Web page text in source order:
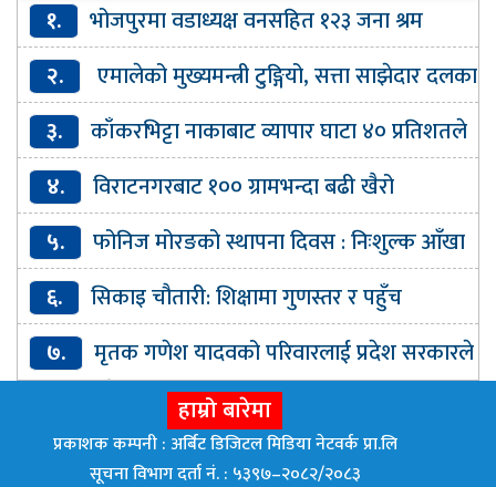
१.
भोजपुरमा वडाध्यक्ष वनसहित १२३ जना श्रम
संस्कृति पार्टीमा प्रवेश
२.
एमालेको मुख्यमन्त्री टुङ्गियो, सत्ता साझेदार दलका
मन्त्री कहिले ?
३.
काँकरभिट्टा नाकाबाट व्यापार घाटा ४० प्रतिशतले
बढ्यो
४.
विराटनगरबाट १०० ग्रामभन्दा बढी खैरो
हेरोइनसहित एक जना पक्राउ
५.
फोनिज मोरङको स्थापना दिवस : निःशुल्क आँखा
परीक्षण र औषधि वितरण
६.
सिकाइ चौतारी: शिक्षामा गुणस्तर र पहुँच
विस्तारको डिजिटल यात्रा
७.
मृतक गणेश यादवको परिवारलाई प्रदेश सरकारले
घर बनाइदिने
हाम्रो बारेमा
प्रकाशक कम्पनी : अर्बिट डिजिटल मिडिया नेटवर्क प्रा.लि
सूचना विभाग दर्ता नं. : ५३९७–२०८२/२०८३